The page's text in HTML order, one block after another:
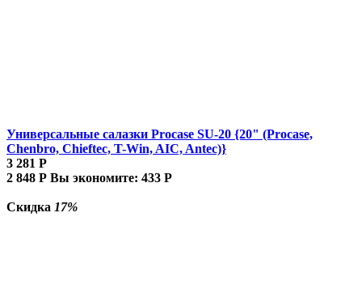
Универсальные салазки Procase SU-20 {20" (Procase,
Chenbro, Chieftec, T-Win, AIC, Antec)}
3 281 Р
2 848 Р Вы экономите: 433 Р
Скидка 17%